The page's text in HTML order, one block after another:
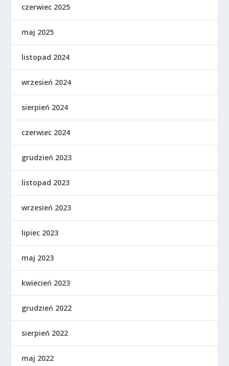
czerwiec 2025
maj 2025
listopad 2024
wrzesień 2024
sierpień 2024
czerwiec 2024
grudzień 2023
listopad 2023
wrzesień 2023
lipiec 2023
maj 2023
kwiecień 2023
grudzień 2022
sierpień 2022
maj 2022